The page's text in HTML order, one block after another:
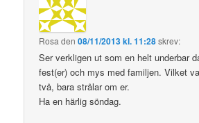
Rosa den08/11/2013 kl. 11:28skrev:
Ser verkligen ut som en helt underbar
fest(er) och mys med familjen. Vilket
två, bara strålar om er.
Ha en härlig söndag.